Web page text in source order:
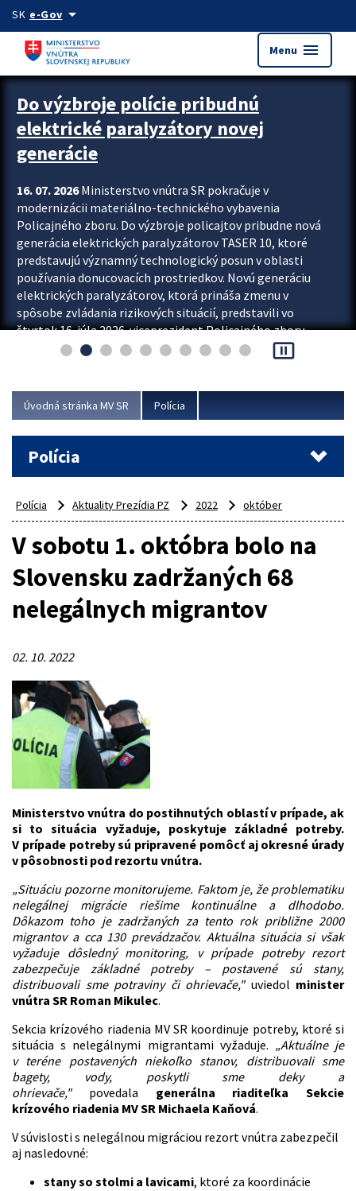
Preskocit na hlavný obsah
SK e-Govarrow_drop_down
Menu menu
Zastavit automatický posun upútavok
Do výzbroje polície pribudnú
elektrické paralyzátory novej
generácie
16. 07. 2026Ministerstvo vnútra SR pokračuje v
modernizácii materiálno-technického vybavenia
Policajného zboru. Do výzbroje policajtov pribudne nová
generácia elektrických paralyzátorov TASER 10, ktoré
predstavujú významný technologický posun v oblasti
používania donucovacích prostriedkov. Novú generáciu
elektrických paralyzátorov, ktorá prináša zmenu v
spôsobe zvládania rizikových situácií, predstavili vo
štvrtok 16. júla 2026 viceprezident Policajného zboru
Rastislav Polakovič a riaditeľ odboru výcviku...
pause_presentation
Úvodná stránka MV SR Polícia
Polícia
Polícia Aktuality Prezídia PZ 2022 október
V sobotu 1. októbra bolo na
Slovensku zadržaných 68
nelegálnych migrantov
02. 10. 2022
Ministerstvo vnútra do postihnutých oblastí v prípade, ak
si to situácia vyžaduje, poskytuje základné potreby.
V prípade potreby sú pripravené pomôcť aj okresné úrady
v pôsobnosti pod rezortu vnútra.
„Situáciu pozorne monitorujeme. Faktom je, že problematiku
nelegálnej migrácie riešime kontinuálne a dlhodobo.
Dôkazom toho je zadržaných za tento rok približne 2000
migrantov a cca 130 prevádzačov. Aktuálna situácia si však
vyžaduje dôsledný monitoring, v prípade potreby rezort
zabezpečuje základné potreby – postavené sú stany,
distribuovali sme potraviny či ohrievače,"uviedol minister
vnútra SR Roman Mikulec.
Sekcia krízového riadenia MV SR koordinuje potreby, ktoré si
situácia s nelegálnymi migrantami vyžaduje. „Aktuálne je
v teréne postavených niekoľko stanov, distribuovali sme
bagety, vody, poskytli sme deky a
ohrievače,"
povedala generálna riaditeľka Sekcie
krízového riadenia MV SR Michaela Kaňová.
V súvislosti s nelegálnou migráciou rezort vnútra zabezpečil
aj nasledovné:
stany so stolmi a lavicami, ktoré za koordinácie